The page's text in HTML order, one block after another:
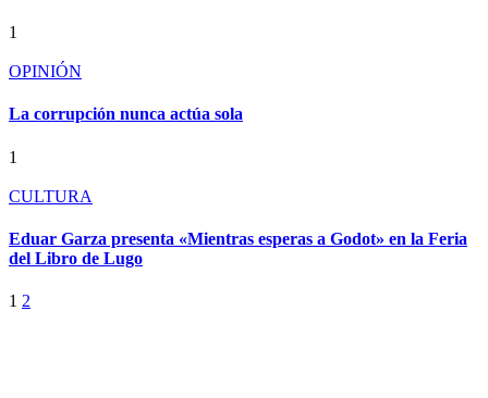
1
OPINIÓN
La corrupción nunca actúa sola
1
CULTURA
Eduar Garza presenta «Mientras esperas a Godot» en la Feria
del Libro de Lugo
1 2